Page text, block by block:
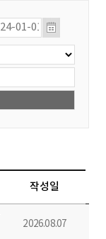
작성일
2026.08.07